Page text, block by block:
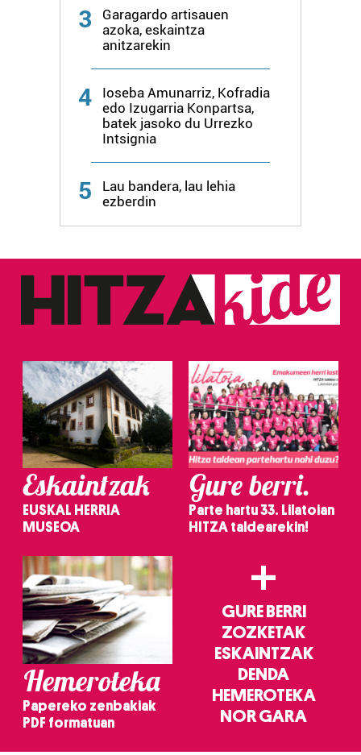
datuen atalean. Edozein unetan alda edo ken dezakezu
zure baimena Cookieen adierazpenean.
fitxategiak erabiltzen ditu. Zure esperientzia eta
zerbitzuak hobetzeko asmoz, cookie teknologiaz
baliatzen gara. Ohar hau onartuz gero, teknologia hori
3
Garagardo artisauen
azoka, eskaintza
anitzarekin
4
Ioseba Amunarriz, Kofradia
edo Izugarria Konpartsa,
batek jasoko du Urrezko
Intsignia
5
Lau bandera, lau lehia
ezberdin
Eskaintzak
EUSKAL HERRIA
MUSEOA
Gure berri.
Parte hartu 33. Lilatoian
HITZA taldearekin!
Hemeroteka
Papereko zenbakiak
PDF formatuan
+
GURE BERRI
ZOZKETAK
ESKAINTZAK
DENDA
HEMEROTEKA
NOR GARA